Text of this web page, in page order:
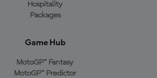
Hospitality
Packages
Game Hub
MotoGP™ Fantasy
MotoGP™ Predictor